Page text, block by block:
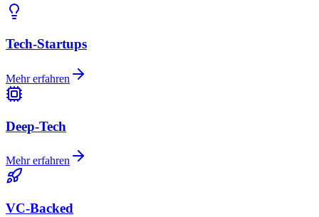
Tech-Startups
Mehr erfahren
Deep-Tech
Mehr erfahren
VC-Backed